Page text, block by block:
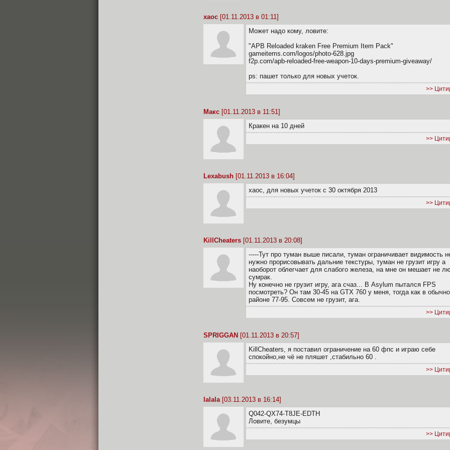
xaoc [01.11.2013 в 01:11]
Может надо кому, ловите:
"APB Reloaded kraken Free Premium Item Pack"
gameitems.com/logos/photo-628.jpg
f2p.com/apb-reloaded-free-weapon-10-days-premium-giveaway/
ps: пашет только для новых учеток.
>>
Макс [01.11.2013 в 11:51]
Кракен на 10 дней
>>
Lexabush [01.11.2013 в 16:04]
xaoc, для новых учеток с 30 октября 2013
>>
KillCheaters [01.11.2013 в 20:08]
-----Тут про туман выше писали, туман ограничивает видимость
нужно прорисовывать дальние текстуры, туман не грузит игру а
наоборот облегчает для слабого железа, на мне он мешает не
сумрак.
Ну конечно не грузит игру, ага счаз... В Asylum пытался FPS
посмотреть? Он там 30-45 на GTX 760 у меня, тогда как в
районе 77-95. Совсем не грузит, ага.
>>
SPRIGGAN [01.11.2013 в 20:57]
KillCheaters, я поставил ограничение на 60 фпс и играю себе
спокойно,не чё не пляшет ,стабильно 60 .
>>
lalala[03.11.2013 в 16:14]
Q042-QX74-T8JE-EDTH
Ловите, безумцы
>>